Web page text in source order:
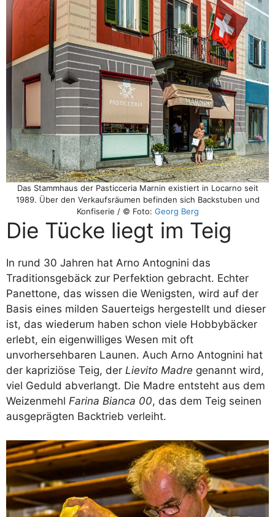
Das Stammhaus der Pasticceria Marnin existiert in Locarno seit
1989. Über den Verkaufsräumen befinden sich Backstuben und
Konfiserie / © Foto: Georg Berg
Die Tücke liegt im Teig
In rund 30 Jahren hat Arno Antognini das
Traditionsgebäck zur Perfektion gebracht. Echter
Panettone, das wissen die Wenigsten, wird auf der
Basis eines milden Sauerteigs hergestellt und dieser
ist, das wiederum haben schon viele Hobbybäcker
erlebt, ein eigenwilliges Wesen mit oft
unvorhersehbaren Launen. Auch Arno Antognini hat
der kapriziöse Teig, der Lievito Madre genannt wird,
viel Geduld abverlangt. Die Madre entsteht aus dem
Weizenmehl Farina Bianca 00, das dem Teig seinen
ausgeprägten Backtrieb verleiht.